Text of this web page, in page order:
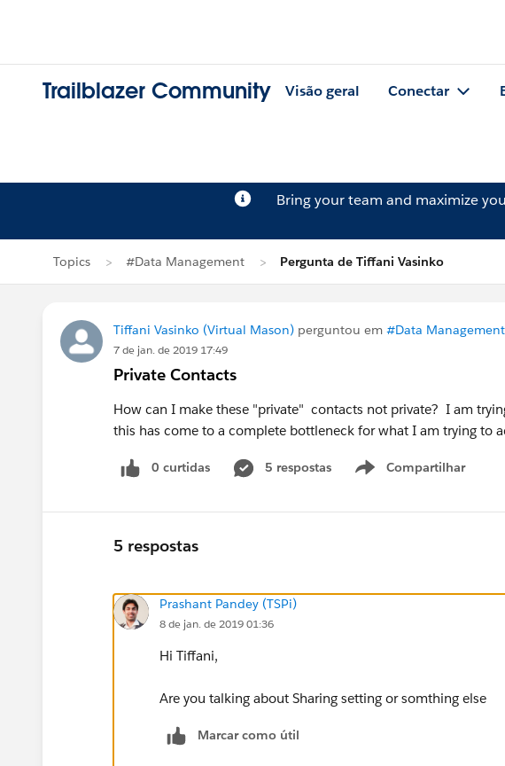
Trailblazer Community Visão geral Conectar
Bring your team and maximize
Topics #Data Management Pergunta de Tiffani Vasinko
Tiffani Vasinko (Virtual Mason) perguntou em #Data Management
7 de jan. de 2019 17:49
Private Contacts
How can I make these "private" contacts not private? I am
this has come to a complete bottleneck for what I am trying to
0 curtidas 5 respostas Compartilhar
Show menu
5 respostas
Prashant Pandey (TSPi)
8 de jan. de 2019 01:36
Hi Tiffani,
Are you talking about Sharing setting or somthing else
Marcar como útil